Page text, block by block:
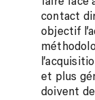
contact
objectif
et plus
doivent